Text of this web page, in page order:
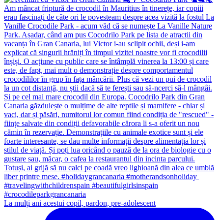
La mulți ani acestui copil, pardon, pre-adolescent